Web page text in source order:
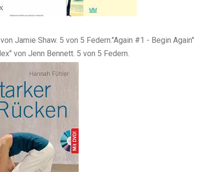
Jamie Shaw. 5 von 5 Federn."Again #1 - Begin Again"
von Jenn Bennett. 5 von 5 Federn.